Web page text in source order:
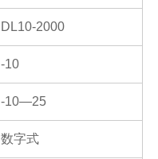
DL10-2000
-10
-10—25
数字式